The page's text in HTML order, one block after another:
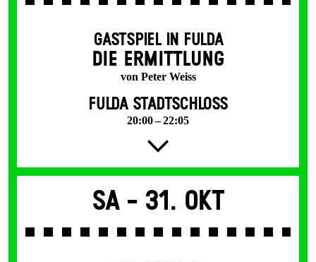
GASTSPIEL IN FULDA
DIE ERMITTLUNG
von Peter Weiss
FULDA STADTSCHLOSS
20:00 – 22:05
Sa - 31. Okt